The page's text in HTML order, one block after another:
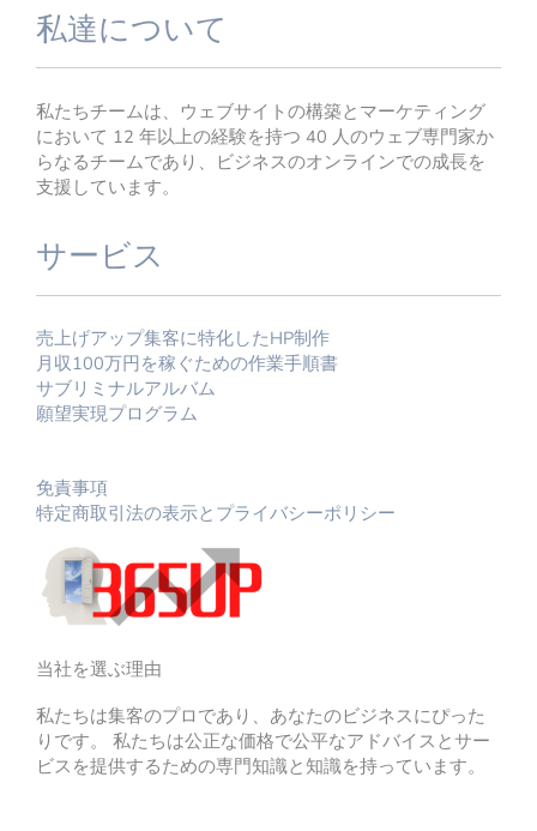
私達について
私たちチームは、ウェブサイトの構築とマーケティング
において 12 年以上の経験を持つ 40 人のウェブ専門家か
らなるチームであり、ビジネスのオンラインでの成長を
支援しています。
サービス
売上げアップ集客に特化したHP制作
月収100万円を稼ぐための作業手順書
サブリミナルアルバム
願望実現プログラム
免責事項
特定商取引法の表示とプライバシーポリシー
当社を選ぶ理由
私たちは集客のプロであり、あなたのビジネスにぴった
りです。 私たちは公正な価格で公平なアドバイスとサー
ビスを提供するための専門知識と知識を持っています。